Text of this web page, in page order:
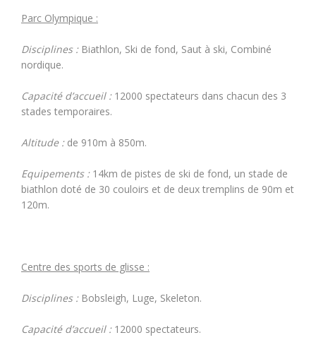
Parc Olympique :
Disciplines : Biathlon, Ski de fond, Saut à ski, Combiné
nordique.
Capacité d’accueil : 12000 spectateurs dans chacun des 3
stades temporaires.
Altitude : de 910m à 850m.
Equipements : 14km de pistes de ski de fond, un stade de
biathlon doté de 30 couloirs et de deux tremplins de 90m et
120m.
Centre des sports de glisse :
Disciplines : Bobsleigh, Luge, Skeleton.
Capacité d’accueil : 12000 spectateurs.